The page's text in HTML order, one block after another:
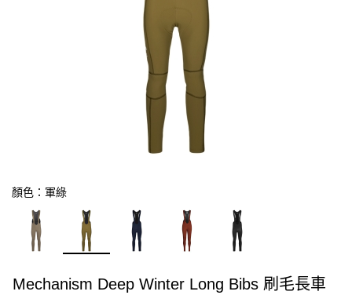
顏色：軍綠
Mechanism Deep Winter Long Bibs 刷毛長車